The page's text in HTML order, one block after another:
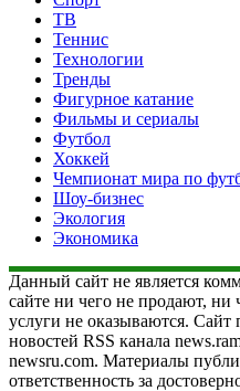
ТВ
Теннис
Технологии
Тренды
Фигурное катание
Фильмы и сериалы
Футбол
Хоккей
Чемпионат мира по
Шоу-бизнес
Экология
Экономика
Данный сайт не является
сайте ни чего не продают, ни
услуги не оказываются. Сайт
новостей RSS канала
newsru.com. Материалы
ответственность за